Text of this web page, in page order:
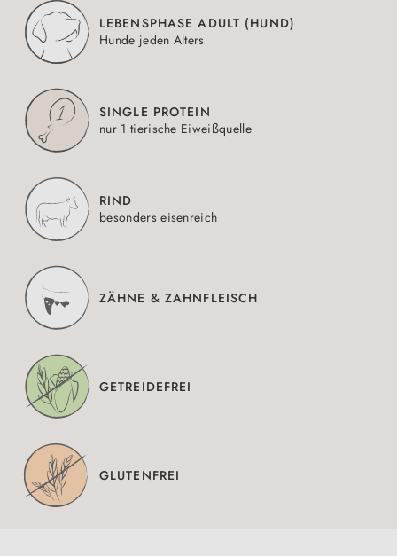
LEBENSPHASE ADULT (HUND)
Hunde jeden Alters
SINGLE PROTEIN
nur 1 tierische Eiweißquelle
RIND
besonders eisenreich
ZÄHNE & ZAHNFLEISCH
GETREIDEFREI
GLUTENFREI